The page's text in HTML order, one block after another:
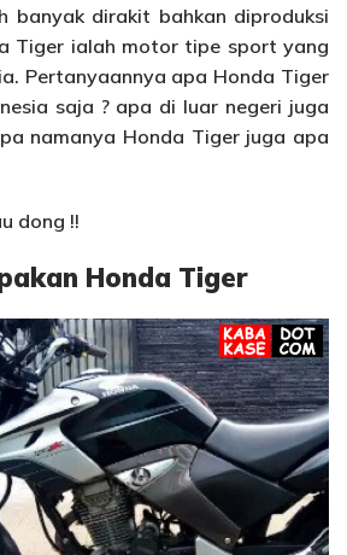
banyak dirakit bahkan diproduksi
Tiger ialah motor tipe sport yang
Pertanyaannya apa Honda Tiger
saja ? apa di luar negeri juga
namanya Honda Tiger juga apa
dong !!
Honda Tiger